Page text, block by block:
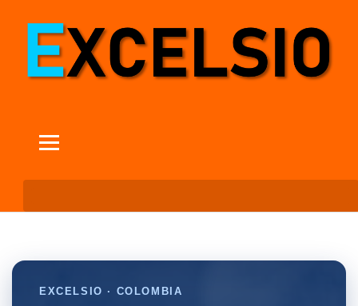
EXCELSIO · COLOMBIA